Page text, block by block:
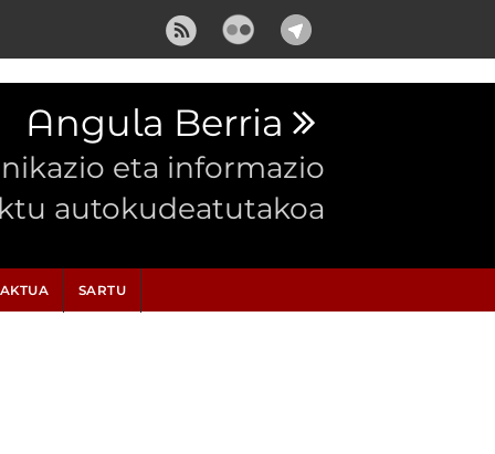
Angula Berria
eta informazio
autokudeatutakoa
SARTU